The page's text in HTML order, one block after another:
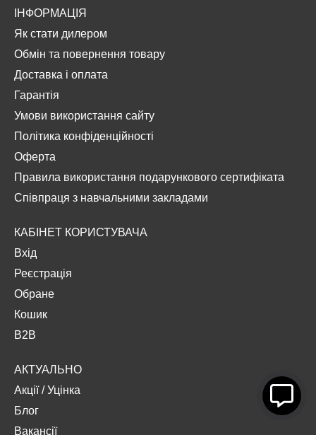
ІНФОРМАЦІЯ
Як стати дилером
Обмін та повернення товару
Доставка і оплата
Гарантія
Умови використання сайту
Політика конфіденційності
Оферта
Правила використання подарункового сертифіката
Співпраця з навчальними закладами
КАБІНЕТ КОРИСТУВАЧА
Вхід
Реєстрація
Обране
Кошик
B2B
АКТУАЛЬНО
Акції/Уцінка
Блог
Вакансії